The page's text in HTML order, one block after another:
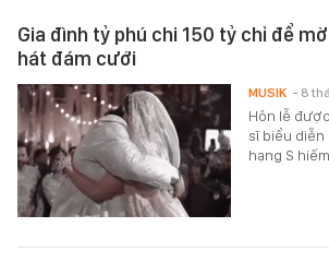
Gia đình tỷ phú chi 150 tỷ chỉ để
hát đám cưới
Hôn lễ
sĩ biểu diễn
hạng S
MUSIK - 8